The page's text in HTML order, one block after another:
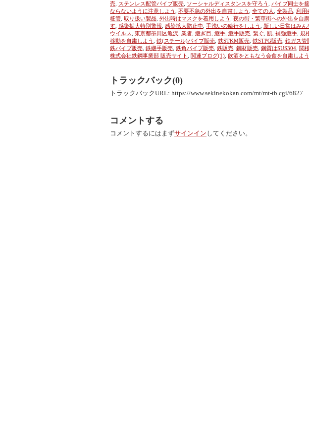
売 ステンレス配管パイプ販売 ソーシャルディスタンスを守ろう パイプ同士を
ならないように注意しよう
不要不急の外出を自粛しよう 全ての人 全製品 利用
粧管 取り扱い製品 外出時はマスクを着用しよう 夜の街・繁華街への外出を自
す 感染拡大特別警報 感染拡大防止中 手洗いの励行をしよう 新しい日常はみん
ウイルス
東京都墨田区亀沢 業者 継ぎ目 継手 継手販売 繋ぐ 肌 補強継手 規
移動を自粛しよう
鉄(スチール)パイプ販売 鉄STKM販売 鉄STPG販売 鉄ガス管
鉄パイプ販売 鉄継手販売 鉄角パイプ販売 鉄販売 鋼材販売 鋼質はSUS304 関
株式会社鉄鋼事業部 販売サイト
関連ブログ(1) 飲酒をともなう会食を自粛しよう
トラックバック(0)
トラックバックURL: https://www.sekinekokan.com/mt/mt-tb.cgi/6827
コメントする
コメントするにはまずサインイン してください。